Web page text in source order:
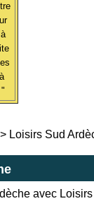
> Loisirs Sud
avec